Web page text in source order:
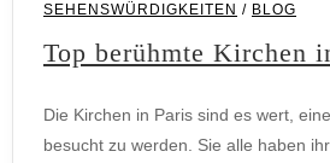
SEHENSWÜRDIGKEITEN / BLOG
Top berühmte Kirchen
Die Kirchen in Paris sind es wert,
besucht zu werden. Sie alle haben